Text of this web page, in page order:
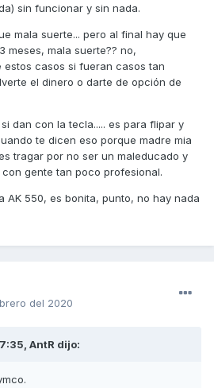
sin funcionar y sin nada.
mala suerte... pero al final hay que
meses, mala suerte?? no,
estos casos si fueran casos tan
el dinero o darte de opción de
dan con la tecla..... es para flipar y
te dicen eso porque madre mia
tragar por no ser un maleducado y
gente tan poco profesional.
AK 550, es bonita, punto, no hay nada
del 2020
AntR dijo: